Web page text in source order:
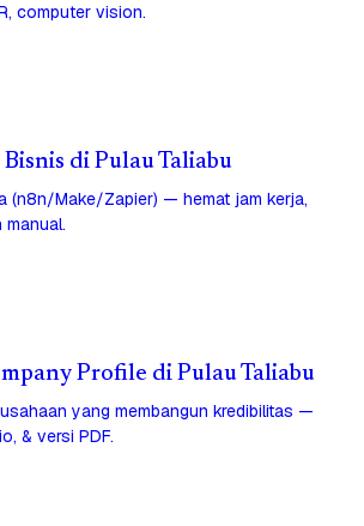
computer vision.
Bisnis di Pulau Taliabu
(n8n/Make/Zapier) — hemat jam kerja,
manual.
Profile di Pulau Taliabu
yang membangun kredibilitas —
& versi PDF.